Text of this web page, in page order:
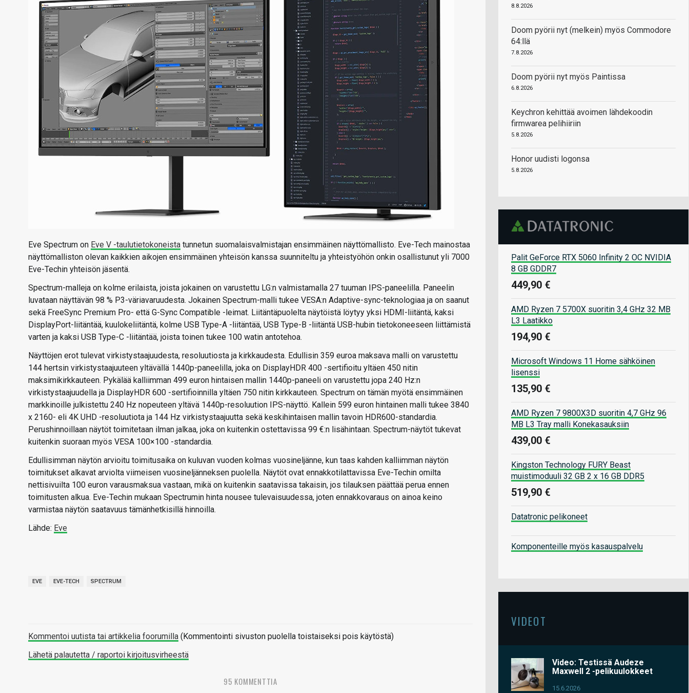
Eve Spectrum on Eve V -taulutietokoneista tunnetun suomalaisvalmistajan ensimmäinen näyttömallisto. Eve-Tech mainostaa
näyttömalliston olevan kaikkien aikojen ensimmäinen yhteisön kanssa suunniteltu ja yhteistyöhön onkin osallistunut yli 7000
Eve-Techin yhteisön jäsentä.
Spectrum-malleja on kolme erilaista, joista jokainen on varustettu LG:n valmistamalla 27 tuuman IPS-paneelilla. Paneelin
luvataan näyttävän 98 % P3-väriavaruudesta. Jokainen Spectrum-malli tukee VESA:n Adaptive-sync-teknologiaa ja on saanut
sekä FreeSync Premium Pro- että G-Sync Compatible -leimat. Liitäntäpuolelta näytöistä löytyy yksi HDMI-liitäntä, kaksi
DisplayPort-liitäntää, kuulokeliitäntä, kolme USB Type-A -liitäntää, USB Type-B -liitäntä USB-hubin tietokoneeseen liittämistä
varten ja kaksi USB Type-C -liitäntää, joista toinen tukee 100 watin antotehoa.
Näyttöjen erot tulevat virkistystaajuudesta, resoluutiosta ja kirkkaudesta. Edullisin 359 euroa maksava malli on varustettu
144 hertsin virkistystaajuuteen yltävällä 1440p-paneelilla, joka on DisplayHDR 400 -sertifioitu yltäen 450 nitin
maksimikirkkauteen. Pykälää kalliimman 499 euron hintaisen mallin 1440p-paneeli on varustettu jopa 240 Hz:n
virkistystaajuudella ja DisplayHDR 600 -sertifioinnilla yltäen 750 nitin kirkkauteen. Spectrum on tämän myötä ensimmäinen
markkinoille julkistettu 240 Hz nopeuteen yltävä 1440p-resoluution IPS-näyttö. Kallein 599 euron hintainen malli tukee 3840
x 2160- eli 4K UHD -resoluutiota ja 144 Hz virkistystaajuutta sekä keskihintaisen mallin tavoin HDR600-standardia.
Perushinnoillaan näytöt toimitetaan ilman jalkaa, joka on kuitenkin ostettavissa 99 €:n lisähintaan. Spectrum-näytöt tukevat
kuitenkin suoraan myös VESA 100×100 -standardia.
Edullisimman näytön arvioitu toimitusaika on kuluvan vuoden kolmas vuosineljänne, kun taas kahden kalliimman näytön
toimitukset alkavat arviolta viimeisen vuosineljänneksen puolella. Näytöt ovat ennakkotilattavissa Eve-Techin omilta
nettisivuilta 100 euron varausmaksua vastaan, mikä on kuitenkin saatavissa takaisin, jos tilauksen päättää perua ennen
toimitusten alkua. Eve-Techin mukaan Spectrumin hinta nousee tulevaisuudessa, joten ennakkovaraus on ainoa keino
varmistaa näytön saatavuus tämänhetkisillä hinnoilla.
Lähde: Eve
EVE EVE-TECH SPECTRUM
Kommentoi uutista tai artikkelia foorumilla (Kommentointi sivuston puolella toistaiseksi pois käytöstä)
Lähetä palautetta / raportoi kirjoitusvirheestä
95 KOMMENTTIA
8.8.2026
Doom pyörii nyt (melkein) myös Commodore
64:llä
7.8.2026
Doom pyörii nyt myös Paintissa
6.8.2026
Keychron kehittää avoimen lähdekoodin
firmwarea pelihiiriin
5.8.2026
Honor uudisti logonsa
5.8.2026
Palit GeForce RTX 5060 Infinity 2 OC NVIDIA
8 GB GDDR7
449,90 €
AMD Ryzen 7 5700X suoritin 3,4 GHz 32 MB
L3 Laatikko
194,90 €
Microsoft Windows 11 Home sähköinen
lisenssi
135,90 €
AMD Ryzen 7 9800X3D suoritin 4,7 GHz 96
MB L3 Tray malli Konekasauksiin
439,00 €
Kingston Technology FURY Beast
muistimoduuli 32 GB 2 x 16 GB DDR5
519,90 €
Datatronic pelikoneet
Komponenteille myös kasauspalvelu
VIDEOT
Video: Testissä Audeze
Maxwell 2 -pelikuulokkeet
15.6.2026